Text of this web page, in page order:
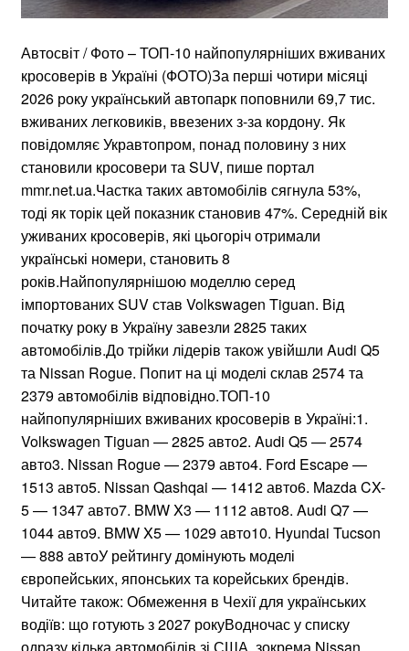
Автосвіт / Фото – ТОП-10 найпопулярніших вживаних
кросоверів в Україні (ФОТО)За перші чотири місяці
2026 року український автопарк поповнили 69,7 тис.
вживаних легковиків, ввезених з-за кордону. Як
повідомляє Укравтопром, понад половину з них
становили кросовери та SUV, пише портал
mmr.net.ua.Частка таких автомобілів сягнула 53%,
тоді як торік цей показник становив 47%. Середній вік
уживаних кросоверів, які цьогоріч отримали
українські номери, становить 8
років.Найпопулярнішою моделлю серед
імпортованих SUV став Volkswagen Tiguan. Від
початку року в Україну завезли 2825 таких
автомобілів.До трійки лідерів також увійшли Audi Q5
та Nissan Rogue. Попит на ці моделі склав 2574 та
2379 автомобілів відповідно.ТОП-10
найпопулярніших вживаних кросоверів в Україні:1.
Volkswagen Tiguan — 2825 авто2. Audi Q5 — 2574
авто3. Nissan Rogue — 2379 авто4. Ford Escape —
1513 авто5. Nissan Qashqai — 1412 авто6. Mazda CX-
5 — 1347 авто7. BMW X3 — 1112 авто8. Audi Q7 —
1044 авто9. BMW X5 — 1029 авто10. Hyundai Tucson
— 888 автоУ рейтингу домінують моделі
європейських, японських та корейських брендів.
Читайте також: Обмеження в Чехії для українських
водіїв: що готують з 2027 рокуВодночас у списку
одразу кілька автомобілів зі США, зокрема Nissan